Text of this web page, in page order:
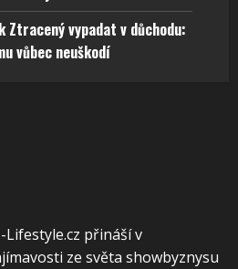
Ztracený vypadat v důchodu:
vůbec neuškodí
přináší v
ze světa showbyznysu